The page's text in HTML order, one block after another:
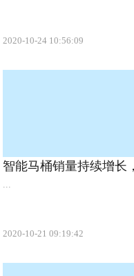
2020-10-24 10:56:09
智能马桶销量持续增长
...
2020-10-21 09:19:42